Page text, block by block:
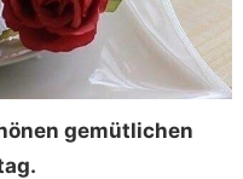
gemütlichen